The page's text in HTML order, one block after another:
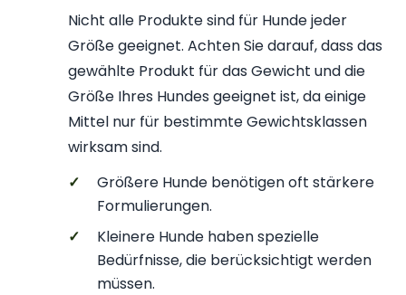
Nicht alle Produkte sind für Hunde jeder
Größe geeignet. Achten Sie darauf, dass das
gewählte Produkt für das Gewicht und die
Größe Ihres Hundes geeignet ist, da einige
Mittel nur für bestimmte Gewichtsklassen
wirksam sind.
✓
Größere Hunde benötigen oft stärkere
Formulierungen.
✓
Kleinere Hunde haben spezielle
Bedürfnisse, die berücksichtigt werden
müssen.